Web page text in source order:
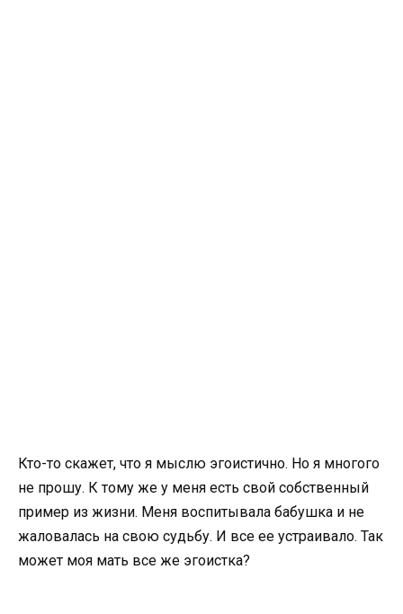
Кто-то скажет, что я мыслю эгоистично. Но я многого
не прошу. К тому же у меня есть свой собственный
пример из жизни. Меня воспитывала бабушка и не
жаловалась на свою судьбу. И все ее устраивало. Так
может моя мать все же эгоистка?